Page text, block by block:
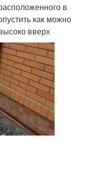
в
как можно
вверх